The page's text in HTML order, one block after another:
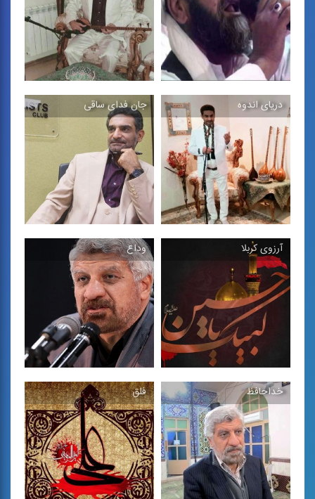
آكاپلا با مضمون ازدواج
رضا (ع)
روضه پر نور رضا (ع)
آواز خراسانی در مدح امام
رضا (ع)
سیه جامه
آواز در فضای موسیقی
دستگاهی
دریای اندوه
دریای اندوه
آواز در فضای موسیقی
دستگاهی
جان فدای ساقی
جان فدای ساقی
آواز در فضای موسیقی
دستگاهی
آرزوی كربلا
آرزوی كربلا
مرثیه در آواز افشاری و
دستگاه نوا با مضمون كربلا
وداع
وداع
مرثیه با مضمون عاشورا و
تاسوعا
خداحافظ فلق